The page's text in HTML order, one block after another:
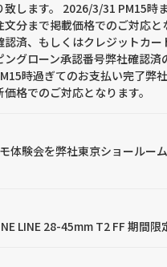
致します。 2026/3/31 PM15時
文分まで掲載価格でのご対応と
認済、もしくはクレジットカ
ングローン承認番号弊社確認済
時過ぎてのお支払い完了弊
格でのご対応となります。
体験会を弊社東京ショールー
LINE 28-45mm T2 FF 期間限